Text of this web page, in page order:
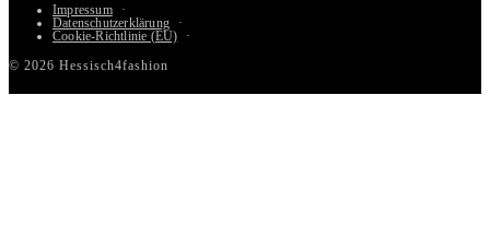
Impressum
Datenschutzerklärung
Cookie-Richtlinie (EU)
© 2026 Hessisch4fashion